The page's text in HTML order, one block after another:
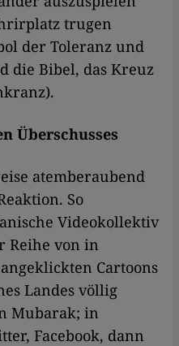
trugen
der Toleranz und
die Bibel, das Kreuz
Überschusses
atemberaubend
So
Videokollektiv
Reihe von in
Cartoons
Landes völlig
Mubarak; in
Facebook, dann